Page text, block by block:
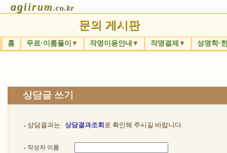
agiirum.co.kr
문의 게시판
홈 무료·이름풀이 ▼ 작명이용안내 ▼ 작명결제 ▼ 성명학·
상담글 쓰기
● 상담결과는 상담결과조회 로 확인해 주시길 바랍니다.
● 작성자 이름